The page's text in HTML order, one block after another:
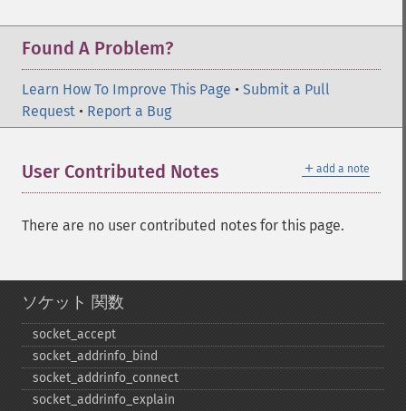
Found A Problem?
Learn How To Improve This Page • Submit a Pull
Request • Report a Bug
＋ add a note
User Contributed Notes
There are no user contributed notes for this page.
ソケット 関数
socket_​accept
socket_​addrinfo_​bind
socket_​addrinfo_​connect
socket_​addrinfo_​explain